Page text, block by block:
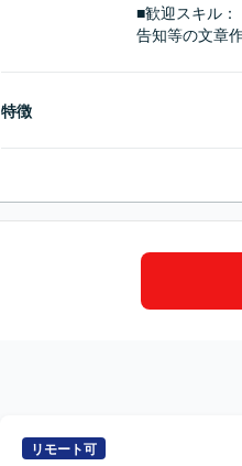
■歓迎スキル：
告知等の文章
特徴
リモート可